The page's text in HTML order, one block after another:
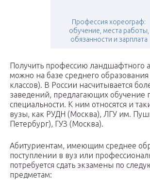
Профессия хореограф:
обучение, места работы,
обязанности и зарплата
Получить профессию ландшафтного
можно на базе среднего образования
классов). В России насчитывается
заведений, предлагающих обучение
специальности. К ним относятся и
вузы, как РУДН (Москва), ЛГУ им.
Петербург), ГУЗ (Москва).
Абитуриентам, имеющим среднее
поступлении в вуз или
потребуется сдать экзамены по
предметам: